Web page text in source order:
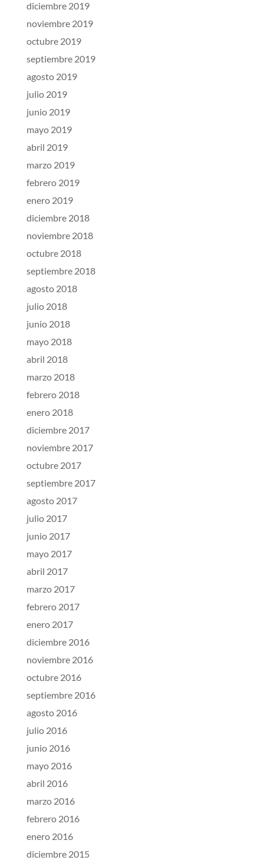
diciembre 2019
noviembre 2019
octubre 2019
septiembre 2019
agosto 2019
julio 2019
junio 2019
mayo 2019
abril 2019
marzo 2019
febrero 2019
enero 2019
diciembre 2018
noviembre 2018
octubre 2018
septiembre 2018
agosto 2018
julio 2018
junio 2018
mayo 2018
abril 2018
marzo 2018
febrero 2018
enero 2018
diciembre 2017
noviembre 2017
octubre 2017
septiembre 2017
agosto 2017
julio 2017
junio 2017
mayo 2017
abril 2017
marzo 2017
febrero 2017
enero 2017
diciembre 2016
noviembre 2016
octubre 2016
septiembre 2016
agosto 2016
julio 2016
junio 2016
mayo 2016
abril 2016
marzo 2016
febrero 2016
enero 2016
diciembre 2015